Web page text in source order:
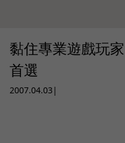
黏住專業遊戲玩
首選
2007.04.03 |